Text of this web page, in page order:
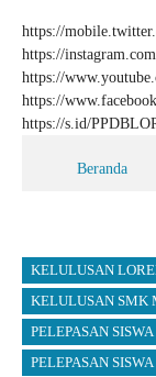
https://
https://
https://
https://
https://s.id/
Beranda
KELULUSAN
KELULUSAN SMK
PELEPASAN
PELEPASAN